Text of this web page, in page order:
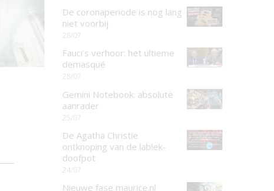
De coronaperiode is nog lang
niet voorbij
28/07
Fauci’s verhoor: het ultieme
demasqué
28/07
Gemini Notebook: absolute
aanrader
25/07
De Agatha Christie
ontknoping van de lablek-
doofpot
24/07
Nieuwe fase maurice.nl